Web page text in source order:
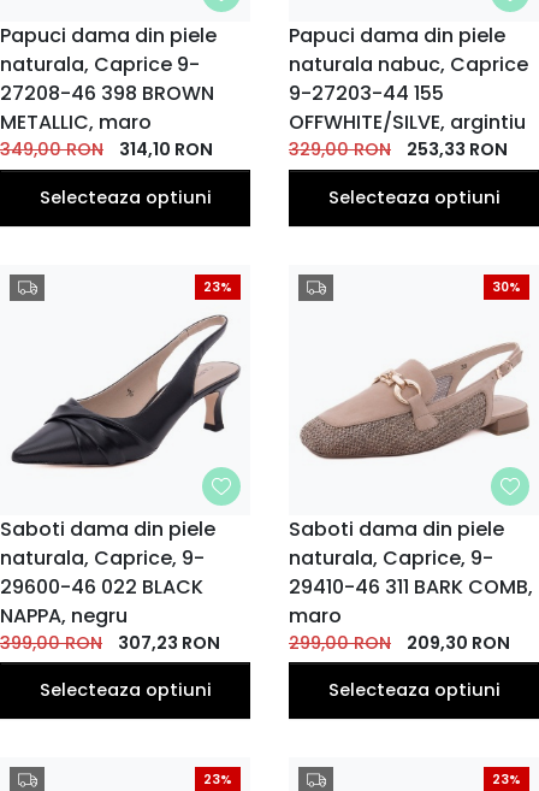
MARIME
36
EU
37
EU
38
EU
39
EU
Papuci dama din piele
naturala, Caprice 9-
27208-46 398 BROWN
METALLIC, maro
349,00RON 314,10 RON
Selecteaza optiuni
MARIME
36
EU
37
EU
38
EU
39
EU
40
EU
41
EU
Papuci dama din piele
naturala nabuc, Caprice
9-27203-44 155
OFFWHITE/SILVE, argintiu
329,00RON 253,33 RON
Selecteaza optiuni
23%
MARIME
36
EU
37
EU
37.5
EU
38
EU
39
EU
40
EU
Saboti dama din piele
naturala, Caprice, 9-
29600-46 022 BLACK
NAPPA, negru
399,00RON 307,23 RON
Selecteaza optiuni
30%
MARIME
36
EU
37
EU
38
EU
39
EU
41
EU
Saboti dama din piele
naturala, Caprice, 9-
29410-46 311 BARK COMB,
maro
299,00RON 209,30 RON
Selecteaza optiuni
23% 23%